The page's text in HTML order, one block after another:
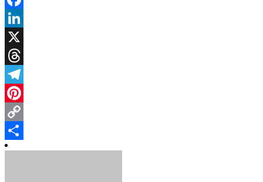
Facebook
LinkedIn
X
Threads
Telegram
Pinterest
Copy
Link
Share